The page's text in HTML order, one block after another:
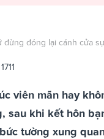
đừng đóng lại cánh cửa
viên mãn hay
sau khi kết hôn
tường xung